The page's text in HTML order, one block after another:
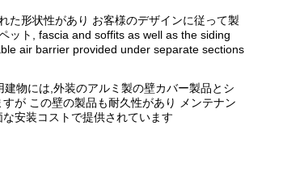
た形状性があり お客様のデザインに従って製
ット, fascia and soffits as well as the siding
air barrier provided under separate sections
物には,外装のアルミ製の壁カバー製品とシ
が この壁の製品も耐久性があり メンテナン
安装コストで提供されています